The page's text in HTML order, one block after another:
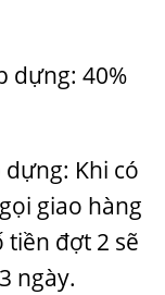
dựng: 40%
Khi có
giao hàng
tiền đợt 2 sẽ
ngày.